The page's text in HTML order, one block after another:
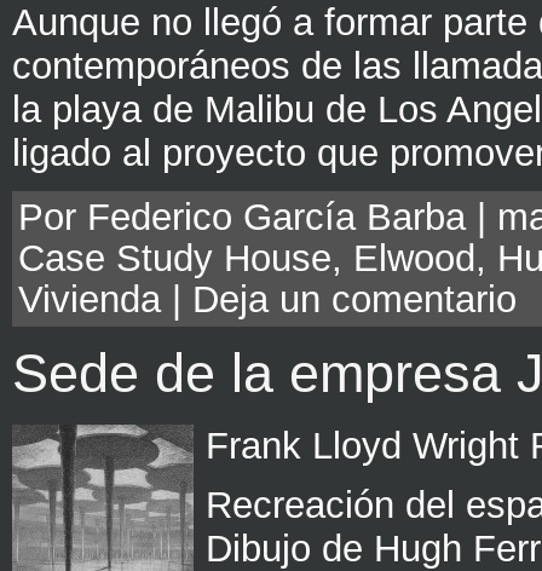
Aunque no llegó a formar
contemporáneos de las
la playa de Malibu de Los
ligado al proyecto que
Por Federico García Barba |
Case Study House, Elwood ,
Vivienda| Deja un comentario
Sede de la empresa
Frank Lloyd Wright
Recreación del
Dibujo de Hugh